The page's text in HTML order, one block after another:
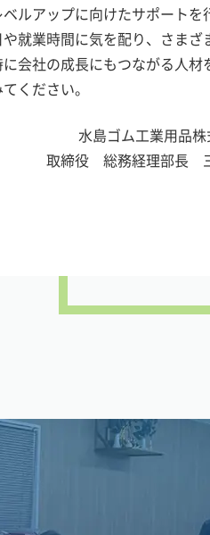
ルアップに向けたサポートを
就業時間に気を配り、さまざ
会社の成長にもつながる人材
ください。
水島ゴム工業用品
取締役 総務経理部長